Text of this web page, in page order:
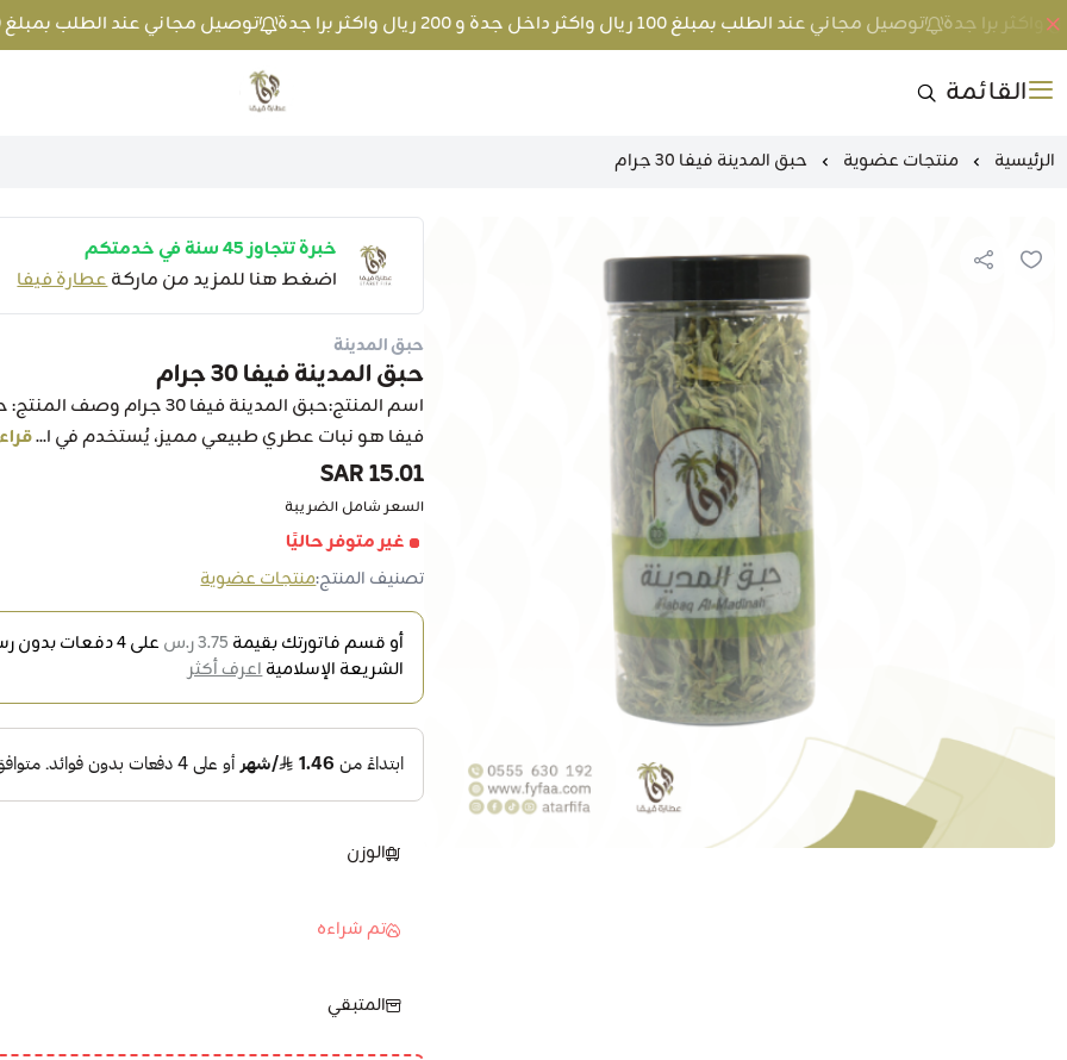
توصيل مجاني عند الطلب بمبلغ 100 ريال واكثر داخل جدة و 200 ريال واكثر برا جدة توصيل مجاني عند الطلب بمبلغ 100 ريال واكثر داخل جدة و 200 ريال واكثر برا جدة
القائمة متجر عطارة فيفا
الرئيسية منتجات عضوية حبق المدينة فيفا 30 جرام
خبرة تتجاوز 45 سنة في خدمتكم
اضغط هنا للمزيد من ماركةعطارة فيفا
حبق المدينة
حبق المدينة فيفا 30 جرام
اسم المنتج:حبق المدينة
فيفا هو نبات عطري طبيعي مميز، يُستخدم في ا...
15.01 SAR
السعر شامل الضريبة
غير متوفر حاليًا
تصنيف المنتج:منتجات عضوية
أو قسم فاتورتك بقيمة 3.75 ر.س على4دفعات بدون
الشريعة الإسلاميةاعرف أكثر
الوزن
تم شراءه
المتبقي